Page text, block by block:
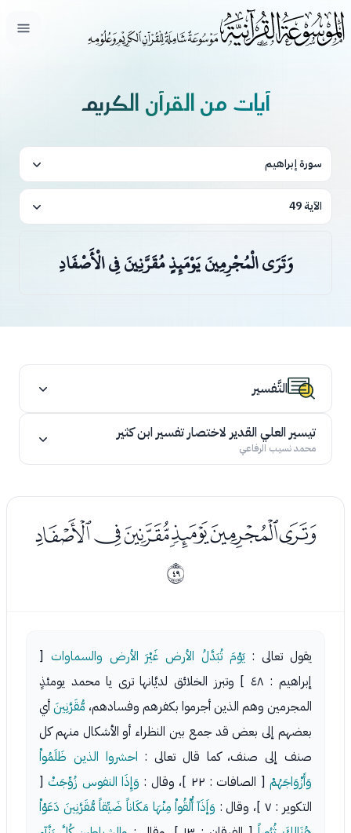
فتح
آيات من القرآن الكريم
سورة إبراهيم
الآية 49
وَتَرَى الْمُجْرِمِينَ يَوْمَئِذٍ مُقَرَّنِينَ فِي الْأَصْفَادِ
التَّفسير
تيسير العلي القدير لاختصار تفسير ابن كثير
محمد نسيب الرفاعي
ﮭﮮﮯﮰﮱﯓ
ﰰ
يقول تعالى : يَوْمَ تُبَدَّلُ الأرض غَيْرَ الأرض والسماوات [
إبراهيم : ٤٨ ] وتبرز الخلائق لديَّانها ترى يا محمد يومئذٍ
المجرمين وهم الذين أجرموا بكفرهم وفسادهم، مُّقَرَّنِينَأي
بعضهم إلى بعض قد جمع بين النظراء أو الأشكال منهم كل
صنف إلى صنف، كما قال تعالى : احشروا الذين ظَلَمُواْ
وَأَزْوَاجَهُمْ [ الصافات : ٢٢ ]، وقال : وَإِذَا النفوس زُوِّجَتْ [
التكوير : ٧ ]، وقال :
وَإَذَآ أُلْقُواْ مِنْهَا مَكَاناً ضَيِّقاً مُّقَرَّنِينَ دَعَوْاْ